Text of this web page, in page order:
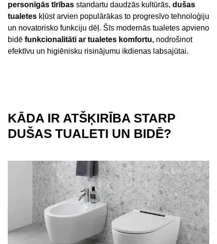
personīgās tīrības standartu daudzās kultūrās, dušas
tualetes kļūst arvien populārākas to progresīvo tehnoloģiju
un novatorisko funkciju dēļ. Šīs modernās tualetes apvieno
bidē funkcionalitāti ar tualetes komfortu, nodrošinot
efektīvu un higiēnisku risinājumu ikdienas labsajūtai.
KĀDA IR ATŠĶIRĪBA STARP
DUŠAS TUALETI UN BIDĒ?